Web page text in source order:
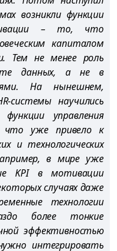
возникли функции
– то, что
капиталом
Тем не менее роль
данных, а не в
На нынешнем,
системы научились
управления
что уже привело к
и технологических
в мире уже
KPI в мотивации
случаях даже
технологии
более тонкие
эффективностью
интегрировать